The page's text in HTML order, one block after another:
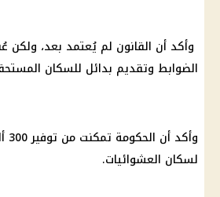
وأكد أن القانون لم يُعتمد بعد، ولكن
الضوابط وتقديم بدائل للسكان
وأكد أن الحكومة
لسكان العشوائيات.